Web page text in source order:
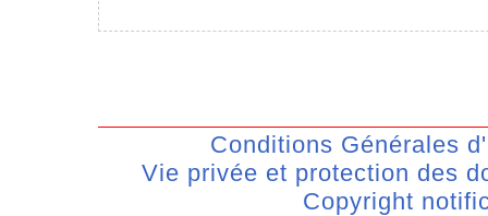
Conditions Générales
Vie privée et protection des
Copyright